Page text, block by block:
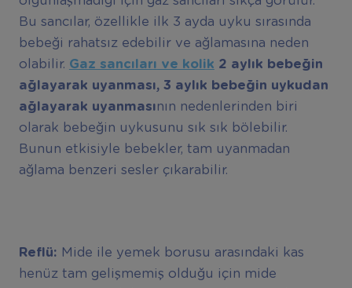
Bu sancılar, özellikle ilk 3 ayda uyku sırasında
bebeği rahatsız edebilir ve ağlamasına neden
olabilir. Gaz sancı ları ve kolik 2 ayl ı k bebeğin
ağ layarak uyanması, 3 ayl ı k bebeğin uykudan
ağ layarak uyanmasının nedenlerinden biri
olarak bebeğin uykusunu sık sık bölebilir.
Bunun etkisiyle bebekler, tam uyanmadan
ağlama benzeri sesler çıkarabilir.
Reflü: Mide ile yemek borusu arasındaki kas
henüz tam gelişmemiş olduğu için mide